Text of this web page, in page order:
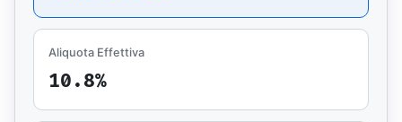
Aliquota Effettiva
10.8%